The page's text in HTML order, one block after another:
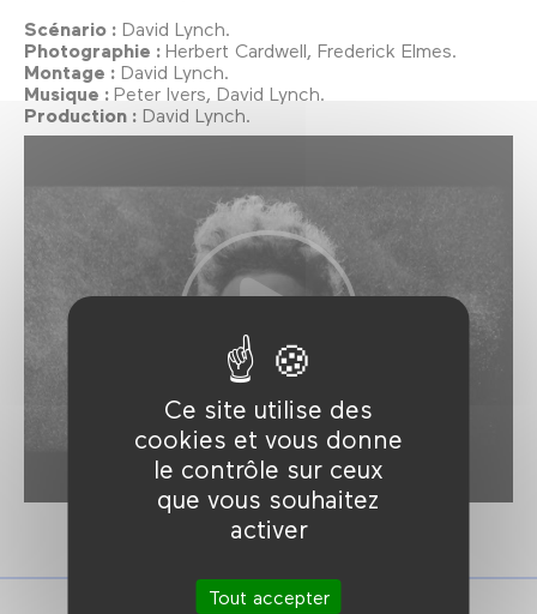
Ce site utilise des
cookies et vous donne
le contrôle sur ceux
que vous souhaitez
activer
Tout accepter
Scénario : David Lynch.
Photographie : Herbert Cardwell, Frederick Elmes.
Montage : David Lynch.
Musique : Peter Ivers, David Lynch.
Production : David Lynch.